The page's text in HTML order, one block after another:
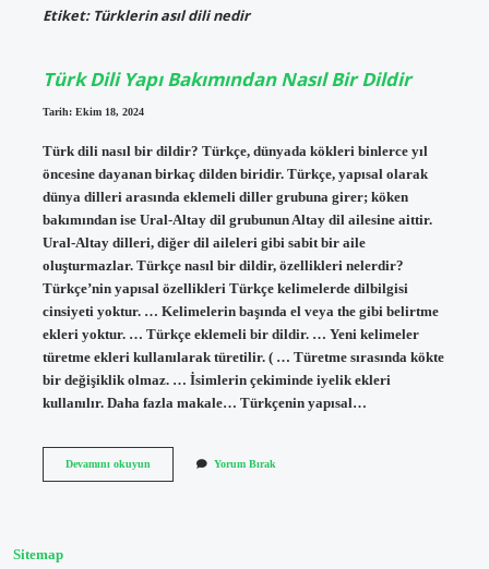
Etiket: Türklerin asıl dili nedir
Türk Dili Yapı Bakımından Nasıl Bir Dildir
Tarih: Ekim 18, 2024
Türk dili nasıl bir dildir? Türkçe, dünyada kökleri binlerce yıl
öncesine dayanan birkaç dilden biridir. Türkçe, yapısal olarak
dünya dilleri arasında eklemeli diller grubuna girer; köken
bakımından ise Ural-Altay dil grubunun Altay dil ailesine aittir.
Ural-Altay dilleri, diğer dil aileleri gibi sabit bir aile
oluşturmazlar. Türkçe nasıl bir dildir, özellikleri nelerdir?
Türkçe’nin yapısal özellikleri Türkçe kelimelerde dilbilgisi
cinsiyeti yoktur. … Kelimelerin başında el veya the gibi belirtme
ekleri yoktur. … Türkçe eklemeli bir dildir. … Yeni kelimeler
türetme ekleri kullanılarak türetilir. ( … Türetme sırasında kökte
bir değişiklik olmaz. … İsimlerin çekiminde iyelik ekleri
kullanılır. Daha fazla makale… Türkçenin yapısal…
Devamını okuyunTürk
Yorum Bırak
Sitemap